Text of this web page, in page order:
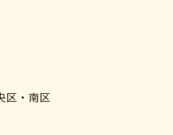
区・南区